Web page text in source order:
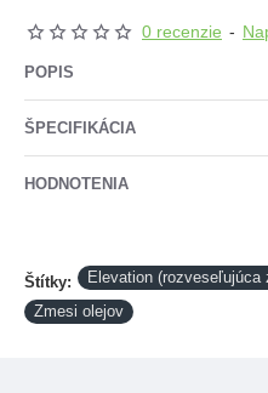
0 recenzie -
POPIS
ŠPECIFIKÁCIA
HODNOTENIA
Štítky: Elevation (rozveseľujúca
Zmesi olejov